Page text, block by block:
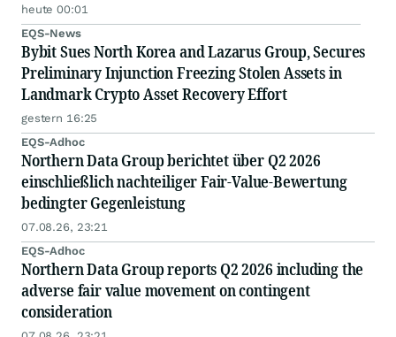
heute 00:01
EQS-News
Bybit Sues North Korea and Lazarus Group, Secures
Preliminary Injunction Freezing Stolen Assets in
Landmark Crypto Asset Recovery Effort
gestern 16:25
EQS-Adhoc
Northern Data Group berichtet über Q2 2026
einschließlich nachteiliger Fair-Value-Bewertung
bedingter Gegenleistung
07.08.26, 23:21
EQS-Adhoc
Northern Data Group reports Q2 2026 including the
adverse fair value movement on contingent
consideration